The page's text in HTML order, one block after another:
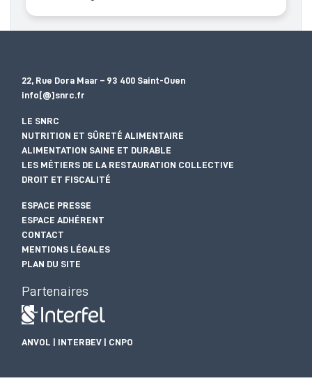
22, Rue Dora Maar – 93 400 Saint-Ouen
info[@]snrc.fr
LE SNRC
NUTRITION ET SÛRETÉ ALIMENTAIRE
ALIMENTATION SAINE ET DURABLE
LES MÉTIERS DE LA RESTAURATION COLLECTIVE
DROIT ET FISCALITÉ
ESPACE PRESSE
ESPACE ADHÉRENT
CONTACT
MENTIONS LÉGALES
PLAN DU SITE
Partenaires
ANVOL | INTERBEV | CNPO